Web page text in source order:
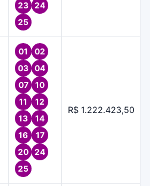
23
24
25
01
02
03
04
07
10
11
12
13
14
16
17
20
24
25
R$ 1.222.423,50